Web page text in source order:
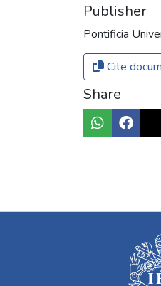
Publisher
Pontificia
Cite
Share